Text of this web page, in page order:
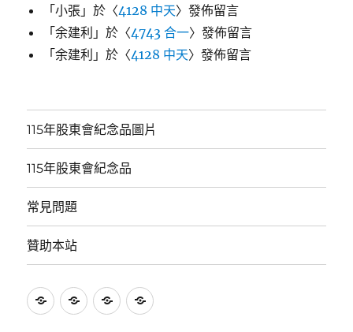
「小張 」於〈4128 中天〉發佈留言
「余建利 」於〈4743 合一〉發佈留言
「余建利 」於〈4128 中天〉發佈留言
115年股東會紀念品圖片
115年股東會紀念品
常見問題
贊助本站
115
115
常
贊